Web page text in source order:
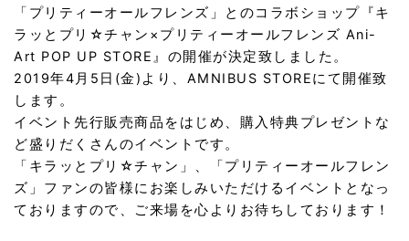
「プリティーオールフレンズ」とのコラボショップ『キ
ラッとプリ☆チャン×プリティーオールフレンズ Ani-
Art POP UP STORE』の開催が決定致しました。
2019年4月5日(金)より、AMNIBUS STOREにて開催致
します。
イベント先行販売商品をはじめ、購入特典プレゼントな
ど盛りだくさんのイベントです。
「キラッとプリ☆チャン」、「プリティーオールフレン
ズ」ファンの皆様にお楽しみいただけるイベントとなっ
ておりますので、ご来場を心よりお待ちしております！